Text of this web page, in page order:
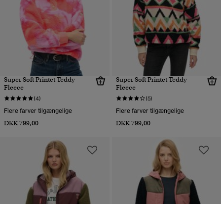
Super Soft Printet Teddy
Fleece
(4)
Flere farver tilgængelige
DKK 799,00
Super Soft Printet Teddy
Fleece
(5)
Flere farver tilgængelige
DKK 799,00